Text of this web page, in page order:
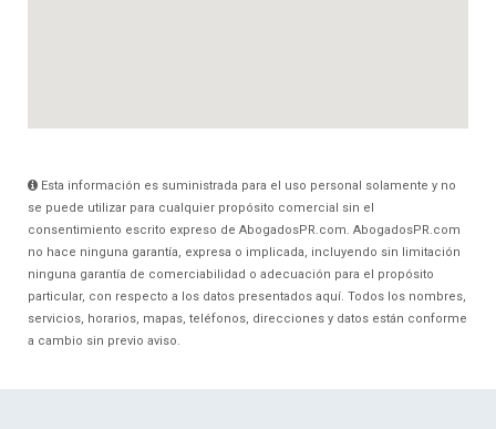
Esta información es suministrada para el uso personal solamente y no
se puede utilizar para cualquier propósito comercial sin el
consentimiento escrito expreso de AbogadosPR.com. AbogadosPR.com
no hace ninguna garantía, expresa o implicada, incluyendo sin limitación
ninguna garantía de comerciabilidad o adecuación para el propósito
particular, con respecto a los datos presentados aquí. Todos los nombres,
servicios, horarios, mapas, teléfonos, direcciones y datos están conforme
a cambio sin previo aviso.